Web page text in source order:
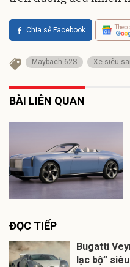
Chia sẻ Facebook Theo
Maybach 62S Xe siêu
BÀI LIÊN QUAN
ĐỌC TIẾP
Bugatti
lạc bộ”